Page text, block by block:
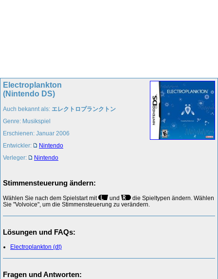
Electroplankton
(Nintendo DS)
Auch bekannt als: エレクトロプランクトン
Genre: Musikspiel
Erschienen: Januar 2006
Entwickler:
Nintendo
Verleger:
Nintendo
Stimmensteuerung ändern:
Wählen Sie nach dem Spielstart mit und
die Spieltypen ändern. Wählen
Sie "Volvoice", um die Stimmensteuerung zu verändern.
Lösungen und FAQs:
Electroplankton (dt)
Fragen und Antworten: